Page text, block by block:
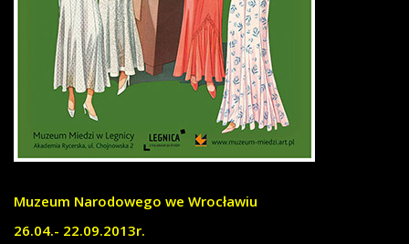
Muzeum Narodowego we Wrocławiu
26.04.- 22.09.2013r.